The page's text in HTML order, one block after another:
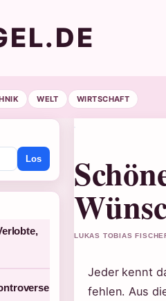
WELT WIRTSCHAFT
LUKAS TOBIAS
Jeder kennt
fehlen. Aus
Los